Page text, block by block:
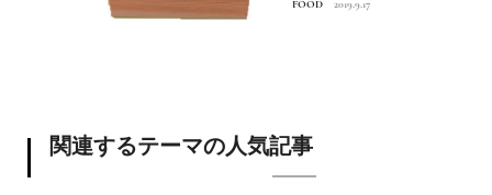
FOOD 2019.9.17
関連するテーマの人気記事